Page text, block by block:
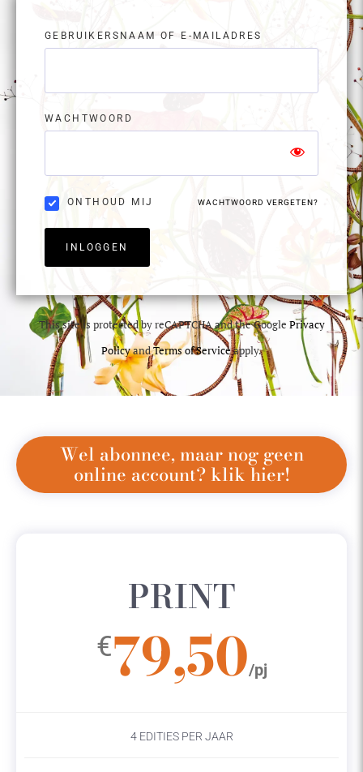
GEBRUIKERSNAAM OF E-MAILADRES
WACHTWOORD
ONTHOUD MIJ WACHTWOORD VERGETEN?
INLOGGEN
This site is protected by reCAPTCHA and the Google Privacy
PolicyandTerms of Serviceapply.
Wel abonnee, maar nog geen
online account? klik hier!
PRINT
€79,50/pj
4 EDITIES PER JAAR